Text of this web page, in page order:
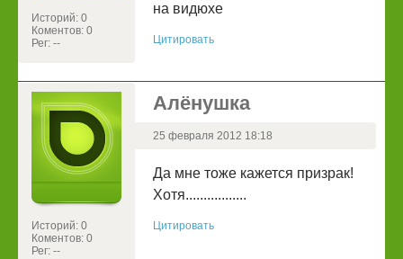
Историй: 0
Коментов: 0
Рег: --
на видюхе
Цитировать
Историй: 0
Коментов: 0
Рег: --
Алёнушка
25 февраля 2012 18:18
Да мне тоже кажется призрак!
Хотя.................
Цитировать